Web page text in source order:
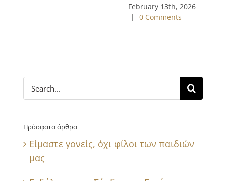
February 13th, 2026
|
0 Comments
Search
for:
Πρόσφατα άρθρα
Είμαστε γονείς, όχι φίλοι των παιδιών
μας